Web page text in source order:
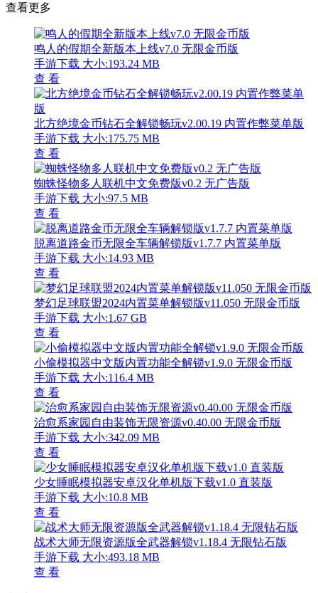
查看更多
鸣人的假期全新版本上线v7.0 无限金币版
手游下载 大小:193.24 MB
查 看
北方绝境金币钻石全解锁畅玩v2.00.19 内置作弊菜单版
手游下载 大小:175.75 MB
查 看
蜘蛛怪物多人联机中文免费版v0.2 无广告版
手游下载 大小:97.5 MB
查 看
脱离道路金币无限全车辆解锁版v1.7.7 内置菜单版
手游下载 大小:14.93 MB
查 看
梦幻足球联盟2024内置菜单解锁版v11.050 无限金币版
手游下载 大小:1.67 GB
查 看
小偷模拟器中文版内置功能全解锁v1.9.0 无限金币版
手游下载 大小:116.4 MB
查 看
治愈系家园自由装饰无限资源v0.40.00 无限金币版
手游下载 大小:342.09 MB
查 看
少女睡眠模拟器安卓汉化单机版下载v1.0 直装版
手游下载 大小:10.8 MB
查 看
战术大师无限资源版全武器解锁v1.18.4 无限钻石版
手游下载 大小:493.18 MB
查 看